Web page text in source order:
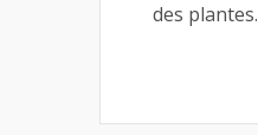
des plantes.